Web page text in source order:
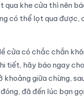
qua khe cửa thì nên
có thể lọt qua
cửa có chắc chắn
tiết, hãy báo ngay cho
khoảng giữa chừng,
đã đến lúc bạn